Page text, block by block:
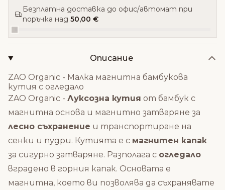
Безплатна доставка до офис/автомат при
поръчка над 50,00 €
Описание
ZAO Organic - Малка магнитна бамбукова
кутия с огледало
ZAO Organic - Луксозна кутия от бамбук с
магнитна основа и магнитно затваряне за
лесно съхранение и транспортиране на
сенки и пудри. Кутията е с магнитен капак
за сигурно затваряне. Разполага с огледало
вградено в горния капак. Основата е
магнитна, което ви позволява да съхранявате